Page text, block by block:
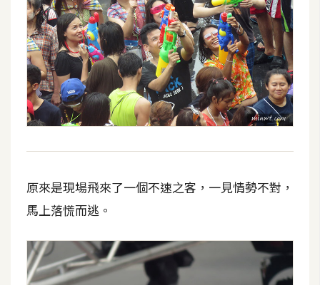
原來是現場飛來了一個不速之客，一見情勢不對，
馬上落慌而逃。